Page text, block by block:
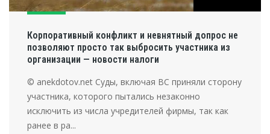
Корпоративный конфликт и невнятный допрос не
позволяют просто так выбросить участника из
организации — новости налоги
© anekdotov.net Суды, включая ВС приняли сторону
участника, которого пытались незаконно
исключить из числа учредителей фирмы, так как
ранее в ра...